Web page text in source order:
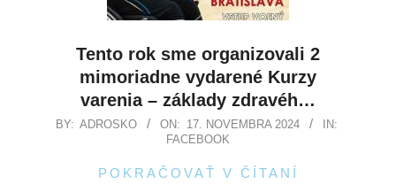
Tento rok sme organizovali 2
mimoriadne vydarené Kurzy
varenia – základy zdravéh…
BY: ADROSKO ON: 17. NOVEMBRA 2024
IN:
FACEBOOK
POKRAČOVAŤ V ČÍTANÍ